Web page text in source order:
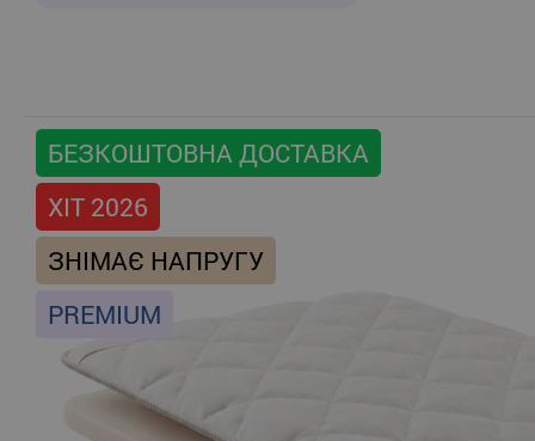
БЕЗКОШТОВНА ДОСТАВКА
ХІТ 2026
ЗНІМАЄ НАПРУГУ
PREMIUM